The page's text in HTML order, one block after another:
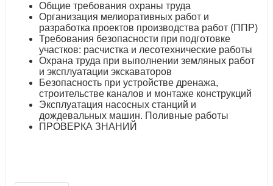
Общие требования охраны труда
Организация мелиоративных работ и
разработка проектов производства работ (ППР)
Требования безопасности при подготовке
участков: расчистка и лесотехнические работы
Охрана труда при выполнении земляных работ
и эксплуатации экскаваторов
Безопасность при устройстве дренажа,
строительстве каналов и монтаже конструкций
Эксплуатация насосных станций и
дождевальных машин. Поливные работы
ПРОВЕРКА ЗНАНИЙ